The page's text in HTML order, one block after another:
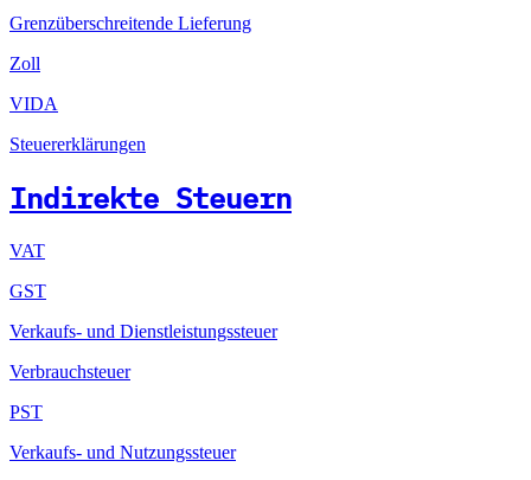
Grenzüberschreitende Lieferung
Zoll
VIDA
Steuererklärungen
Indirekte Steuern
VAT
GST
Verkaufs- und Dienstleistungssteuer
Verbrauchsteuer
PST
Verkaufs- und Nutzungssteuer